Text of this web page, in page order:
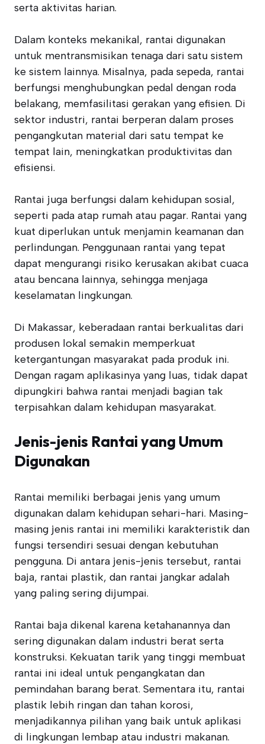
serta aktivitas harian.
Dalam konteks mekanikal, rantai digunakan
untuk mentransmisikan tenaga dari satu sistem
ke sistem lainnya. Misalnya, pada sepeda, rantai
berfungsi menghubungkan pedal dengan roda
belakang, memfasilitasi gerakan yang efisien. Di
sektor industri, rantai berperan dalam proses
pengangkutan material dari satu tempat ke
tempat lain, meningkatkan produktivitas dan
efisiensi.
Rantai juga berfungsi dalam kehidupan sosial,
seperti pada atap rumah atau pagar. Rantai yang
kuat diperlukan untuk menjamin keamanan dan
perlindungan. Penggunaan rantai yang tepat
dapat mengurangi risiko kerusakan akibat cuaca
atau bencana lainnya, sehingga menjaga
keselamatan lingkungan.
Di Makassar, keberadaan rantai berkualitas dari
produsen lokal semakin memperkuat
ketergantungan masyarakat pada produk ini.
Dengan ragam aplikasinya yang luas, tidak dapat
dipungkiri bahwa rantai menjadi bagian tak
terpisahkan dalam kehidupan masyarakat.
Jenis-jenis Rantai yang Umum
Digunakan
Rantai memiliki berbagai jenis yang umum
digunakan dalam kehidupan sehari-hari. Masing-
masing jenis rantai ini memiliki karakteristik dan
fungsi tersendiri sesuai dengan kebutuhan
pengguna. Di antara jenis-jenis tersebut, rantai
baja, rantai plastik, dan rantai jangkar adalah
yang paling sering dijumpai.
Rantai baja dikenal karena ketahanannya dan
sering digunakan dalam industri berat serta
konstruksi. Kekuatan tarik yang tinggi membuat
rantai ini ideal untuk pengangkatan dan
pemindahan barang berat. Sementara itu, rantai
plastik lebih ringan dan tahan korosi,
menjadikannya pilihan yang baik untuk aplikasi
di lingkungan lembap atau industri makanan.